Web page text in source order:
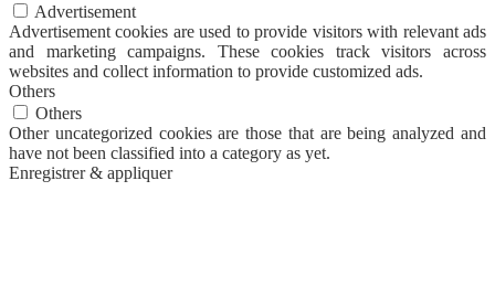
Advertisement
Advertisement cookies are used to provide visitors with relevant ads
and marketing campaigns. These cookies track visitors across
websites and collect information to provide customized ads.
Others
Others
Other uncategorized cookies are those that are being analyzed and
have not been classified into a category as yet.
Enregistrer & appliquer